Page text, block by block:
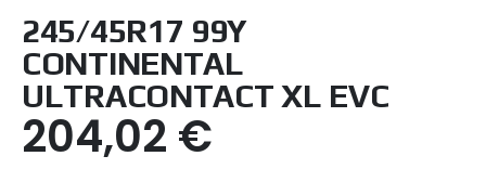
245/45R17 99Y
CONTINENTAL
ULTRACONTACT XL EVC
204,02 €